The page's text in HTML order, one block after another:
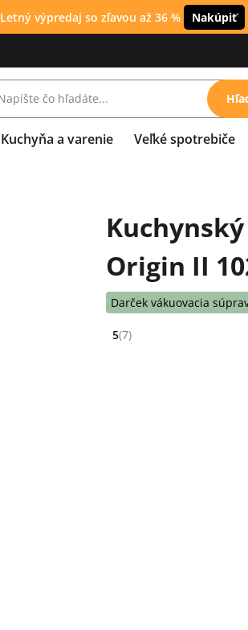
Letný výpredaj so zľavou až 36 % Nakúpiť
Kuchyňa a varenie Veľké spotrebiče
Origin II
Darček vákuovacia
Hodnocení: 5 z 5 (7 recenzí)
5(7)